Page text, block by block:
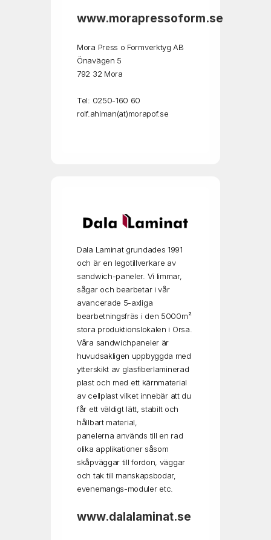
www.morapressoform.se
Mora Press o Formverktyg AB
Önavägen 5
792 32 Mora
Tel: 0250-160 60
rolf.ahlman(at)morapof.se
Dala Laminat grundades 1991
och är en legotillverkare av
sandwich-paneler. Vi limmar,
sågar och bearbetar i vår
avancerade 5-axliga
bearbetningsfräs i den 5000m²
stora produktionslokalen i Orsa.
Våra sandwichpaneler är
huvudsakligen uppbyggda med
ytterskikt av glasfiberlaminerad
plast och med ett kärnmaterial
av cellplast vilket innebär att du
får ett väldigt lätt, stabilt och
hållbart material,
panelerna används till en rad
olika applikationer såsom
skåpväggar till fordon, väggar
och tak till manskapsbodar,
evenemangs-moduler etc.
www.dalalaminat.se